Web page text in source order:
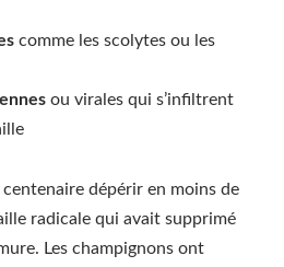
comme les scolytes ou les
ou virales qui s’infiltrent
centenaire dépérir en moins de
radicale qui avait supprimé
Les champignons ont